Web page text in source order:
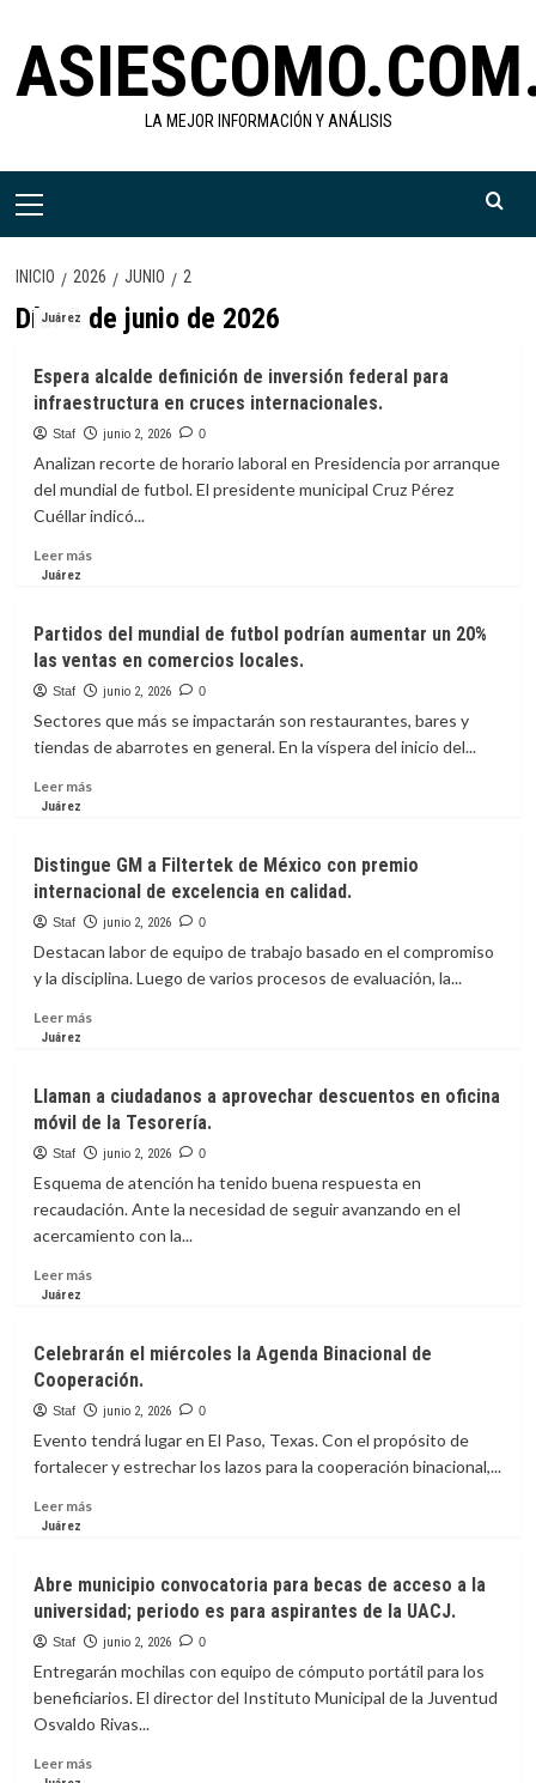
contenido
LA MEJOR INFORMACIÓN Y ANÁLISIS
Menú
INICIO 2026 JUNIO 2
Día:2 de junio de 2026
Juárez
Espera alcalde definición de inversión federal para
infraestructura en cruces internacionales.
Staf junio 2, 2026 0
Analizan recorte de horario laboral en Presidencia por arranque
del mundial de futbol. El presidente municipal Cruz Pérez
Cuéllar indicó...
Leer másLeer
alcalde
definición
de
federal
para
Juárez
Partidos del mundial de futbol podrían aumentar un 20%
las ventas en comercios locales.
Staf junio 2, 2026 0
Sectores que más se impactarán son restaurantes, bares y
tiendas de abarrotes en general. En la víspera del inicio del...
Leer másLeer
del
mundial
de
futbol
aumentar
en
comercios
locales.
Juárez
Distingue GM a Filtertek de México con premio
internacional de excelencia en calidad.
Staf junio 2, 2026 0
Destacan labor de equipo de trabajo basado en el compromiso
y la disciplina. Luego de varios procesos de evaluación, la...
Leer másLeer
GM
a
Filtertek
con
premio
calidad.
Juárez
Llaman a ciudadanos a aprovechar descuentos en oficina
móvil de la Tesorería.
Staf junio 2, 2026 0
Esquema de atención ha tenido buena respuesta en
recaudación. Ante la necesidad de seguir avanzando en el
acercamiento con la...
Leer másLeer
a
ciudadanos
a
aprovechar
descuentos
en
Tesorería.
Juárez
Celebrarán el miércoles la Agenda Binacional de
Cooperación.
Staf junio 2, 2026 0
Evento tendrá lugar en El Paso, Texas. Con el propósito de
fortalecer y estrechar los lazos para la cooperación binacional,...
Leer másLeer
el
miércoles
la
Agenda
de
Cooperación.
Juárez
Abre municipio convocatoria para becas de acceso a la
universidad; periodo es para aspirantes de la UACJ.
Staf junio 2, 2026 0
Entregarán mochilas con equipo de cómputo portátil para los
beneficiarios. El director del Instituto Municipal de la Juventud
Osvaldo Rivas...
Leer másLeer